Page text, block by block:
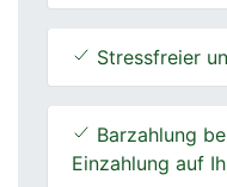
Stressfreier
Barzahlung
Einzahlung auf